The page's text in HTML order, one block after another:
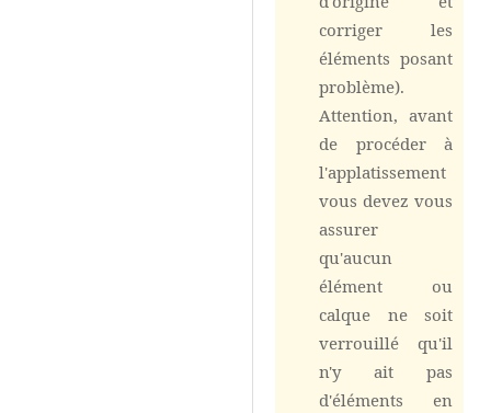
corriger les
éléments posant
problème).
Attention, avant
de procéder à
l'applatissement
vous devez vous
assurer
qu'aucun
élément ou
calque ne soit
verrouillé qu'il
n'y ait pas
d'éléments en